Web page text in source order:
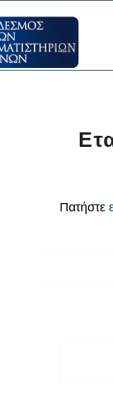
Πατήστε